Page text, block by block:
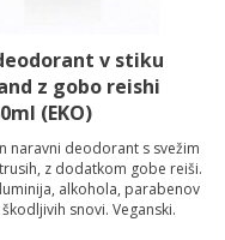
v stiku
z gobo reishi
(EKO)
naravni deodorant s svežim
z dodatkom gobe reiši.
alkohola, parabenov
snovi. Veganski.